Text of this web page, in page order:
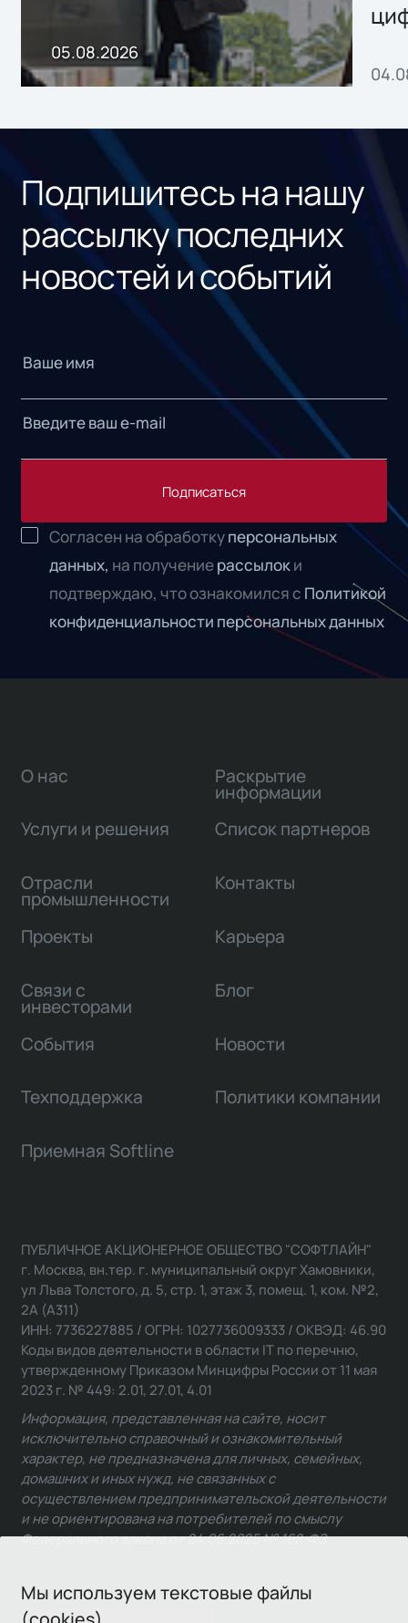
05.08.2026
Подпишитесь на нашу
рассылку последних
новостей и событий
Подписаться
Согласен на обработкуперсональных
данных, на получениерассылоки
подтверждаю, что ознакомился с Политикой
конфиденциальности персональных данных
Мы используем текстовые файлы
О нас
Услуги и решения
Отрасли
промышленности
Проекты
Связи с
инвесторами
Раскрытие
информации
Список партнеров
Контакты
Карьера
Блог
События Новости
Техподдержка Политики компании
Приемная Softline
ПУБЛИЧНОЕ АКЦИОНЕРНОЕ ОБЩЕСТВО "СОФТЛАЙН"
г. Москва, вн.тер. г. муниципальный округ Хамовники,
ул Льва Толстого, д. 5, стр. 1, этаж 3, помещ. 1, ком. №2,
2А (А311)
ИНН: 7736227885 / ОГРН: 1027736009333 / ОКВЭД: 46.90
Коды видов деятельности в области IT по перечню,
утвержденному Приказом Минцифры России от 11 мая
2023 г. № 449: 2.01, 27.01, 4.01
Информация, представленная на сайте, носит
исключительно справочный и ознакомительный
характер, не предназначена для личных, семейных,
домашних и иных нужд, не связанных с
осуществлением предпринимательской деятельности
и не ориентирована на потребителей по смыслу
Федерального закона от 24.06.2025 № 168-ФЗ.